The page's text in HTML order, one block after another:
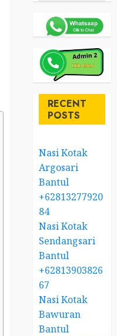
RECENT
POSTS
Nasi Kotak
Argosari
Bantul
+62813277920
84
Nasi Kotak
Sendangsari
Bantul
+62813903826
67
Nasi Kotak
Bawuran
Bantul